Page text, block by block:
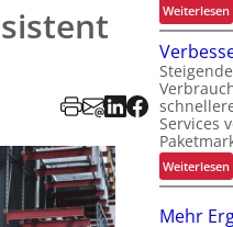
Weiterlesen:
t
i
i
e
r
Services
Weiterlesen:
Mehr